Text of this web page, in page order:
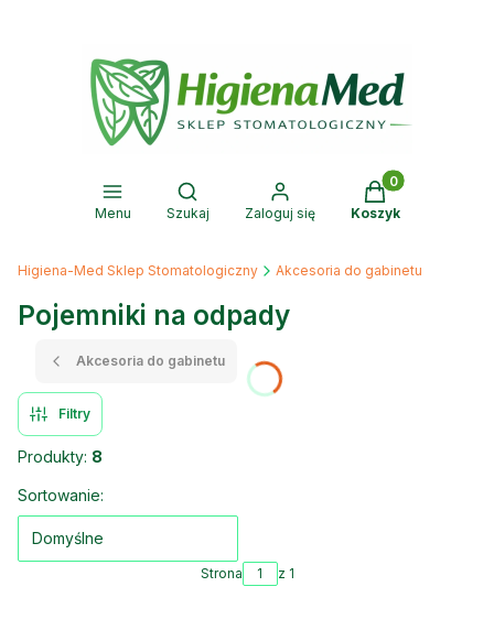
Menu
Otwórz wyszukiwarkę
Szukaj Zaloguj się
Produkty w
Koszyk
Higiena-Med Sklep Stomatologiczny Akcesoria do gabinetu
Pojemniki na odpady
Akcesoria do gabinetu
Filtry
Produkty: 8
Lista produktów
Sortowanie:
Domyślne
Strona z 1